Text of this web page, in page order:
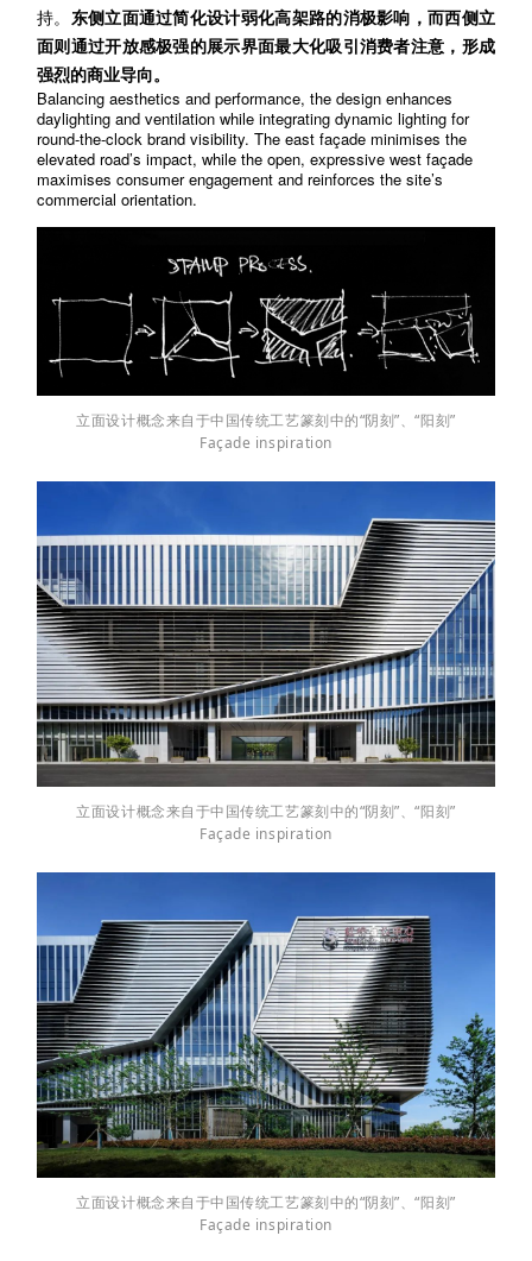
持。 东侧立面通过简化设计弱化高架路的消极影响，而西侧立
面则通过开放感极强的展示界面最大化吸引消费者注意，形成
强烈的商业导向。
Balancing aesthetics and performance, the design enhances
daylighting and ventilation while integrating dynamic lighting for
round-the-clock brand visibility. The east façade minimises the
elevated road’s impact, while the open, expressive west façade
maximises consumer engagement and reinforces the site’s
commercial orientation.
立面设计概念来自于中国传统工艺篆刻中的“阴刻”、“阳刻”
Façade inspiration
立面设计概念来自于中国传统工艺篆刻中的“阴刻”、“阳刻”
Façade inspiration
立面设计概念来自于中国传统工艺篆刻中的“阴刻”、“阳刻”
Façade inspiration